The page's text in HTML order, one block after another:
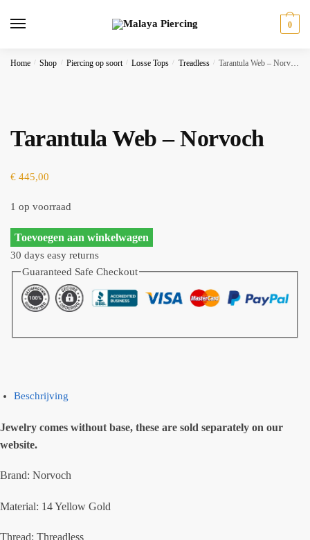
0
Home / Shop / Piercing op soort / Losse Tops / Treadless / Tarantula Web – Norvoch
Tarantula Web – Norvoch
€ 445,00
1 op voorraad
Tarantula
Web
-
Norvoch
aantal
Toevoegen aan winkelwagen
30 days easy returns
Guaranteed Safe Checkout
Beschrijving
Jewelry comes without base, these are sold separately on our
website.
Brand: Norvoch
Material: 14 Yellow Gold
Thread: Threadless